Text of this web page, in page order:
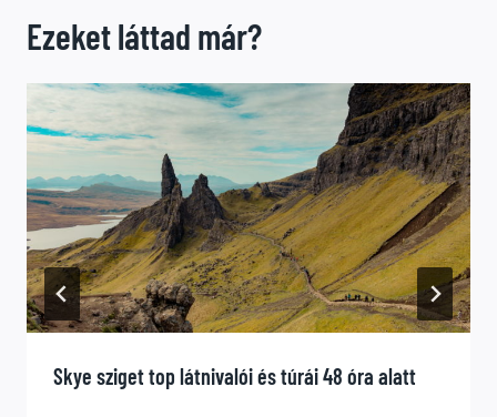
Ezeket láttad már?
Skye sziget top látnivalói és túrái 48 óra alatt